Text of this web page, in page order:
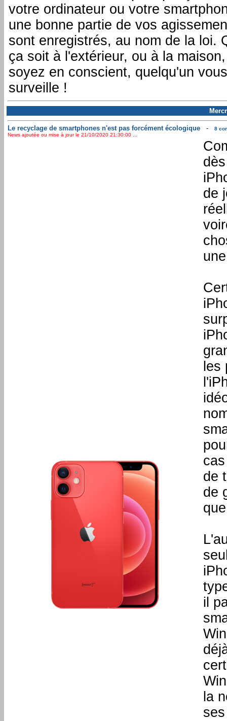
votre ordinateur ou votre
une bonne partie de vos
sont enregistrés, au nom de la loi.
ça soit à l'extérieur, ou à la maison,
soyez en conscient, quelqu'un vous
surveille !
Le recyclage de smartphones n'est pas forcément écologique -
8
News ajoutée ou mise à jour le 21/10/2020 21:30:00 ...
de
de
de
il
la